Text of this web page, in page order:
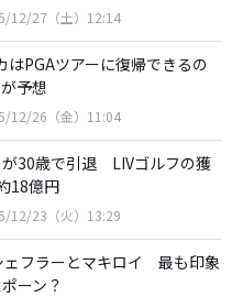
12/27（土）12:14
はPGAツアーに復帰できるの
予想
12/26（金）11:04
が30歳で引退 LIVゴルフの獲
18億円
12/23（火）13:29
ェフラーとマキロイ 最も印象
ーン？